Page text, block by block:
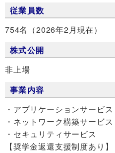
従業員数
754名（2026年2月現在）
株式公開
非上場
事業内容
・アプリケーションサービス
・ネットワーク構築サービス
・セキュリティサービス
【奨学金返還支援制度あり】